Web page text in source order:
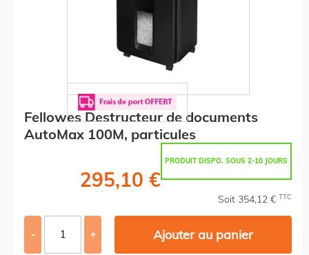
Fellowes Destructeur de documents
AutoMax 100M, particules
PRODUIT DISPO. SOUS 2-10 JOURS
295,10 €
Soit 354,12 € TTC
- + Ajouter au panier